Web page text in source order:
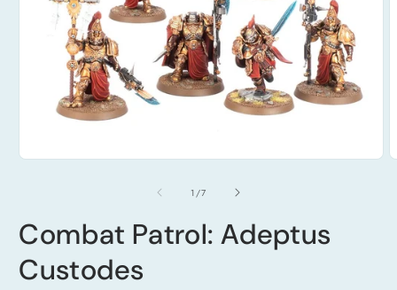
una
ventana
modal
1 /de
7
Combat Patrol: Adeptus
Custodes